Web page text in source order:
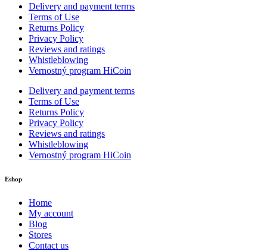
Delivery and payment terms
Terms of Use
Returns Policy
Privacy Policy
Reviews and ratings
Whistleblowing
Vernostný program HiCoin
Delivery and payment terms
Terms of Use
Returns Policy
Privacy Policy
Reviews and ratings
Whistleblowing
Vernostný program HiCoin
Eshop
Home
My account
Blog
Stores
Contact us